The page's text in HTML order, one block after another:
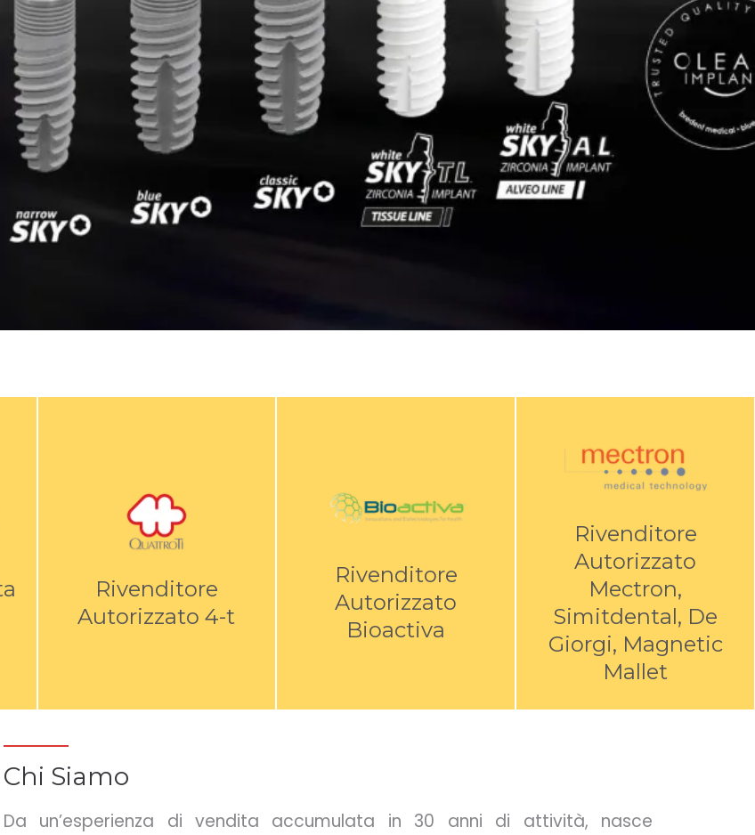
Rivenditore
Autorizzato 4-t
Rivenditore
Autorizzato
Bioactiva
Rivenditore
Autorizzato
Mectron,
Simitdental, De
Giorgi, Magnetic
Mallet
Chi Siamo
Da un’esperienza di vendita accumulata in 30 anni di attività, nasce